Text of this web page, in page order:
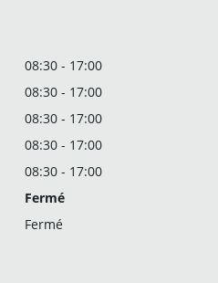
08:30 - 17:00
08:30 - 17:00
08:30 - 17:00
08:30 - 17:00
08:30 - 17:00
Fermé
Fermé